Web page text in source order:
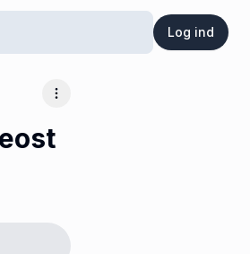
Log ind
Flere muligheder